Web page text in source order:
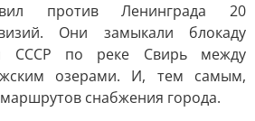
против Ленинграда 20
Они замыкали блокаду
СССР по реке Свирь между
озерами. И, тем самым,
снабжения города.